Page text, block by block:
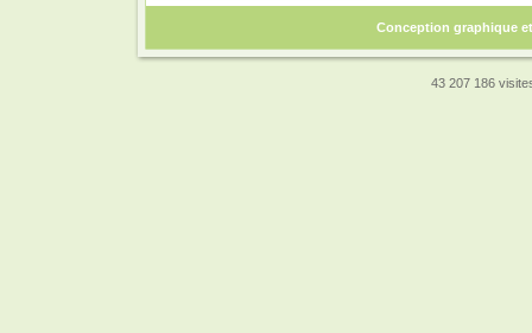
Conception graphique
43 207 186